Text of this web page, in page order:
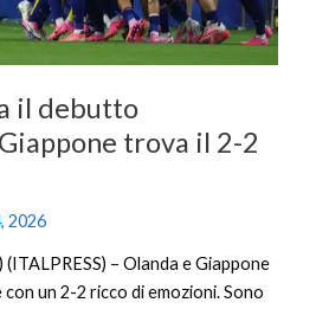
il debutto
trova il 2-2
2026
– Olanda e Giappone
un 2-2 ricco di emozioni. Sono